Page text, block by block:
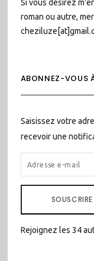
Si vous désirez
roman ou autre,
ABONNEZ-VOUS
Saisissez votre
recevoir une
ADRESSE
E-
SOUSCRIRE
Rejoignez les 34